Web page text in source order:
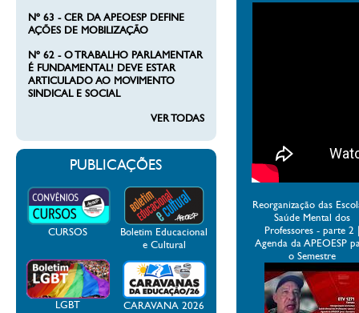
Nº 63 - CER DA APEOESP DEFINE
AÇÕES DE MOBILIZAÇÃO
Nº 62 - O TRABALHO PARLAMENTAR
É FUNDAMENTAL! DEVE ESTAR
ARTICULADO AO MOVIMENTO
SINDICAL E SOCIAL
VER TODAS
PUBLICAÇÕES
CURSOS
Boletim Educacional
e Cultural
LGBT CARAVANA 2026
Reorganização das
Saúde Mental dos
Professores - parte 2
Agenda da APEOESP
o Semestre